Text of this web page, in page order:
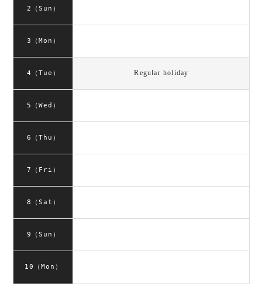
2（Sun）
3（Mon）
4（Tue） Regular holiday
5（Wed）
6（Thu）
7（Fri）
8（Sat）
9（Sun）
10（Mon）